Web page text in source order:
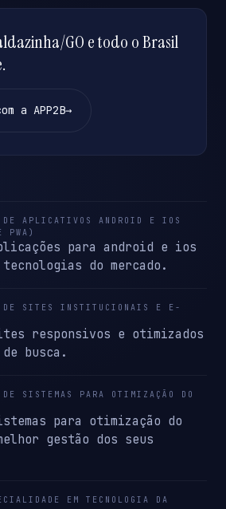
GO e todo o Brasil
a APP2B→
DE APLICATIVOS ANDROID E IOS
PWA)
para android e ios
tecnologias do mercado.
DE SITES INSTITUCIONAIS E E-
responsivos e otimizados
busca.
DE SISTEMAS PARA OTIMIZAÇÃO DO
para otimização do
gestão dos seus
EM TECNOLOGIA DA